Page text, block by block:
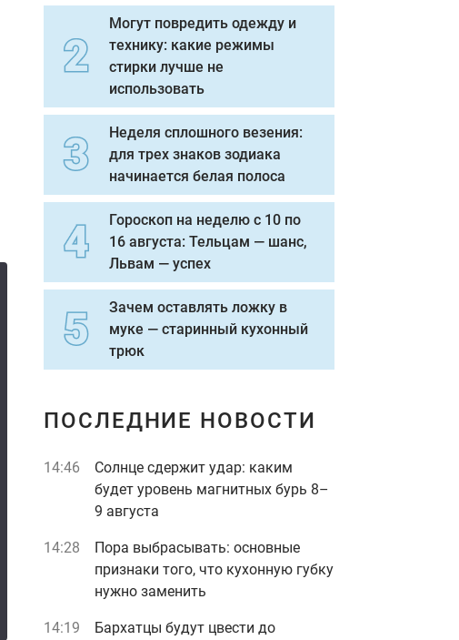
Могут повредить одежду и
технику: какие режимы
стирки лучше не
использовать
Неделя сплошного везения:
для трех знаков зодиака
начинается белая полоса
Гороскоп на неделю с 10 по
16 августа: Тельцам — шанс,
Львам — успех
Зачем оставлять ложку в
муке — старинный кухонный
трюк
ПОСЛЕДНИЕ НОВОСТИ
14:46
Солнце сдержит удар: каким
будет уровень магнитных бурь 8–
9 августа
14:28
Пора выбрасывать: основные
признаки того, что кухонную губку
нужно заменить
14:19
Бархатцы будут цвести до